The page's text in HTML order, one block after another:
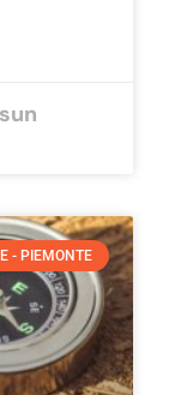
- PIEMONTE